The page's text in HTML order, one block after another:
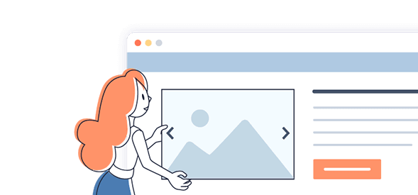
MONTAGRIER VTT-TRAIL
association montagrier sports loisirs
ECOLE VTT CENTRE SPORTS NATURE CCPR Actualités AGENDA
2019 VTT TRJV LA COURONNE
TRJV LA COURONNE